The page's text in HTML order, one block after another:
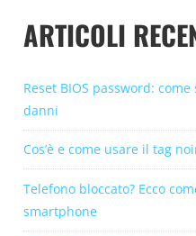
ARTICOLI
Reset BIOS password:
danni
Cos’è e come usare il tag
Telefono bloccato? Ecco
smartphone